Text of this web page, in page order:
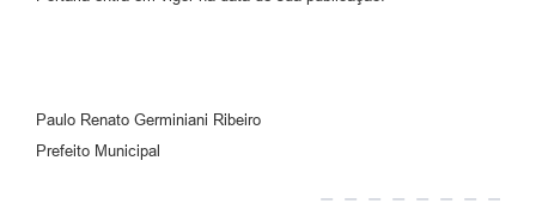
Paulo Renato Germiniani Ribeiro
Prefeito Municipal